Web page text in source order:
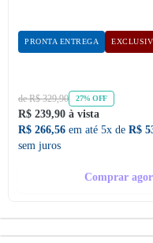
PRONTA ENTREGA
de R$ 329,90 27% OFF
R$ 239,90 à vista
R$ 266,56 em até 5x de R$
sem juros
Comprar